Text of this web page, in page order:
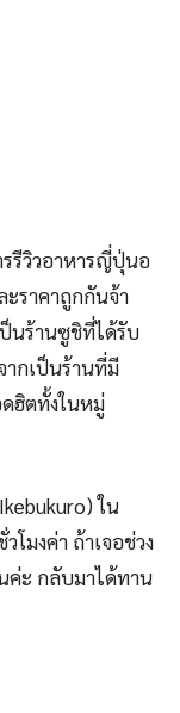
รีวิวอาหารญี่ปุ่นอ
ะราคาถูกกันจ้า
นร้านซูชิที่ได้รับ
ากเป็นร้านที่มี
ดฮิตทั้งในหมู่
ใน
โมงค่า ถ้าเจอช่วง
ค่ะ กลับมาได้ทาน